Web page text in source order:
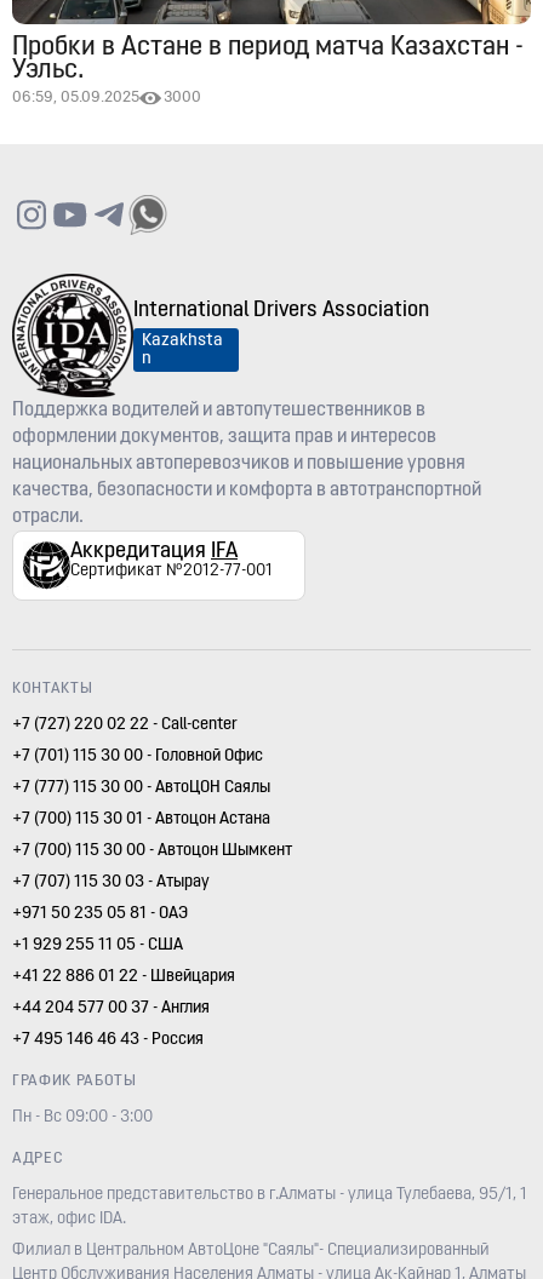
Пробки в Астане в период матча Казахстан -
Уэльс.
06:59, 05.09.2025 3000
International Drivers Association
Kazakhsta
n
Поддержка водителей и автопутешественников в
оформлении документов, защита прав и интересов
национальных автоперевозчиков и повышение уровня
качества, безопасности и комфорта в автотранспортной
отрасли.
Аккредитация IFA
Сертификат №2012-77-001
КОНТАКТЫ
+7 (727) 220 02 22 - Call-center
+7 (701) 115 30 00 - Головной Офис
+7 (777) 115 30 00 - АвтоЦОН Саялы
+7 (700) 115 30 01 - Автоцон Астана
+7 (700) 115 30 00 - Автоцон Шымкент
+7 (707) 115 30 03 - Атырау
+971 50 235 05 81 - ОАЭ
+1 929 255 11 05 - США
+41 22 886 01 22 - Швейцария
+44 204 577 00 37 - Англия
+7 495 146 46 43 - Россия
ГРАФИК РАБОТЫ
Пн - Вс 09:00 - 3:00
АДРЕС
Генеральное представительство в г.Алматы - улица Тулебаева, 95/1, 1
этаж, офис IDA.
Филиал в Центральном АвтоЦоне "Саялы"- Специализированный
Центр Обслуживания Населения Алматы - улица Ак-Кайнар 1, Алматы